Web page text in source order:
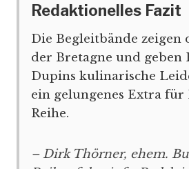
Redaktionelles Fazit
Die Begleitbände zeigen
der Bretagne und geben
Dupins kulinarische
ein gelungenes Extra für
Reihe.
– Dirk Thörner, ehem.